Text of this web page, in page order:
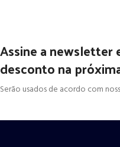
Assine a newsletter
desconto na
Serão usados de acordo com